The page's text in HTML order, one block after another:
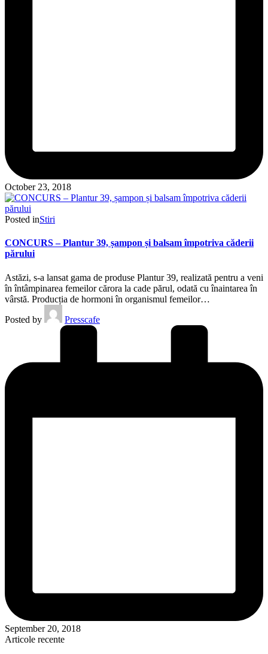
October 23, 2018
Posted inStiri
CONCURS – Plantur 39, șampon și balsam împotriva căderii
părului
Astăzi, s-a lansat gama de produse Plantur 39, realizată pentru a veni
în întâmpinarea femeilor cărora la cade părul, odată cu înaintarea în
vârstă. Producția de hormoni în organismul femeilor…
Posted by
Presscafe
September 20, 2018
Articole recente